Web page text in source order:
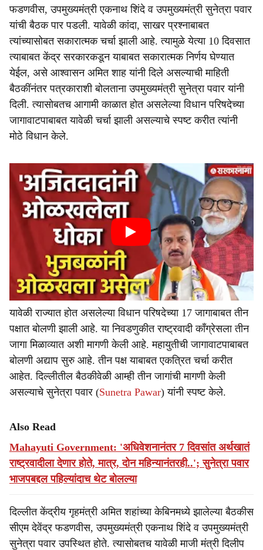
r
e
फडणवीस, उपमुख्यमंत्री एकनाथ शिंदे व उपमुख्यमंत्री सुनेत्रा पवार
यांची बैठक पार पडली. यावेळी कांदा, साखर प्रश्नाबाबत
त्यांच्यासोबत सकारात्मक चर्चा झाली आहे. त्यामुळे येत्या 10 दिवसात
त्याबाबत केंद्र सरकारकडून याबाबत सकारात्मक निर्णय घेण्यात
येईल, असे आश्वासन अमित शाह यांनी दिले असल्याची माहिती
बैठकींनंतर पत्रकाराशी बोलताना उपमुख्यमंत्री सुनेत्रा पवार यांनी
दिली. त्यासोबतच आगामी काळात होत असलेल्या विधान परिषदेच्या
जागावाटपाबाबत यावेळी चर्चा झाली असल्याचे स्पष्ट करीत त्यांनी
मोठे विधान केले.
यावेळी राज्यात होत असलेल्या विधान परिषदेच्या 17 जागाबाबत तीन
पक्षात बोलणी झाली आहे. या निवडणुकीत राष्ट्रवादी काँग्रेसला तीन
जागा मिळाव्यात अशी मागणी केली आहे. महायुतीची जागावाटपाबाबत
बोलणी अद्याप सुरु आहे. तीन पक्ष याबाबत एकत्रित चर्चा करीत
आहेत. दिल्लीतील बैठकीवेळी आम्ही तीन जागांची मागणी केली
असल्याचे सुनेत्रा पवार (Sunetra Pawar) यांनी स्पष्ट केले.
Also Read
Mahayuti Government: 'अधिवेशनानंतर 7 दिवसांत अर्थखातं
राष्ट्रवादीला देणार होते, मात्र, दोन महिन्यानंतरही..'; सुनेत्रा पवार
भाजपबद्दल पहिल्यांदाच थेट बोलल्या
दिल्लीत केंद्रीय गृहमंत्री अमित शहांच्या केबिनमध्ये झालेल्या बैठकीस
सीएम देवेंद्र फडणवीस, उपमुख्यमंत्री एकनाथ शिंदे व उपमुख्यमंत्री
सुनेत्रा पवार उपस्थित होते. त्यासोबतच यावेळी माजी मंत्री दिलीप